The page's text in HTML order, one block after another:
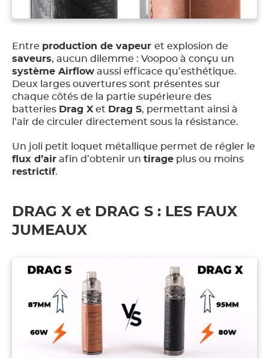
Entre production de vapeur et explosion de
saveurs, aucun dilemme : Voopoo à conçu un
système Airflow aussi efficace qu’esthétique.
Deux larges ouvertures sont présentes sur
chaque côtés de la partie supérieure des
batteries Drag X et Drag S, permettant ainsi à
l’air de circuler directement sous la résistance.
Un joli petit loquet métallique permet de régler le
flux d’air afin d’obtenir un tirage plus ou moins
restrictif.
DRAG X et DRAG S : LES FAUX
JUMEAUX